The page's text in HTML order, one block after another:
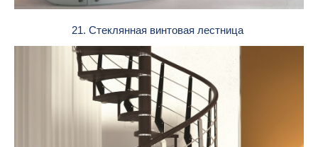
21. Стеклянная винтовая лестница